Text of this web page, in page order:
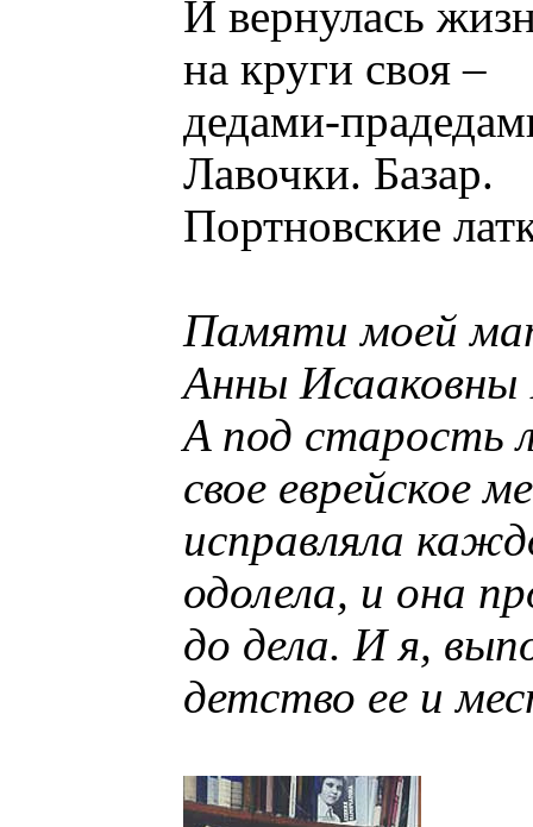
И вернулась
на круги своя –
дедами-
Лавочки. Базар.
Портновские
Памяти моей
Анны Исааковны
A под старость
свое еврейское
исправляла
одолела, и она
до дела. И я,
детство ее и